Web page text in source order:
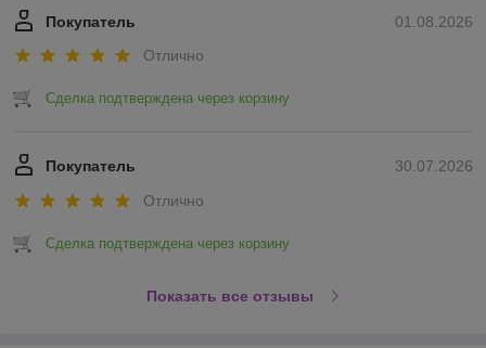
01.08.2026
Покупатель
Отлично
Сделка подтверждена через корзину
30.07.2026
Покупатель
Отлично
Сделка подтверждена через корзину
Показать все отзывы